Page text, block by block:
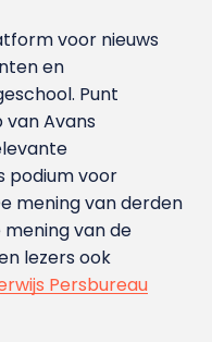
voor nieuws
en
Punt
Avans
podium voor
mening van derden
mening van de
lezers ook
Persbureau